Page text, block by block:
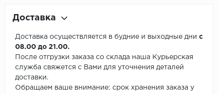
Доставка
Доставка осуществляется в будние и выходные дни с
08.00 до 21.00.
После отгрузки заказа со склада наша Курьерская
служба свяжется с Вами для уточнения деталей
доставки.
Обращаем ваше внимание: срок хранения заказа у